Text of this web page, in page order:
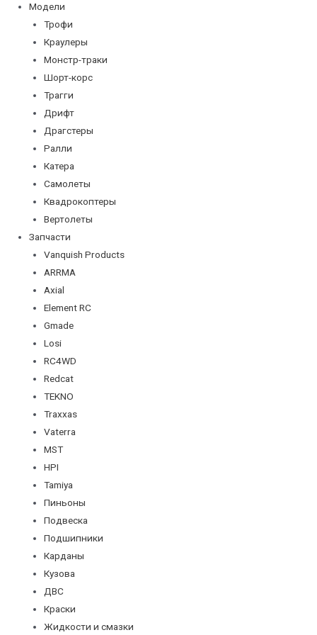
Модели
Трофи
Краулеры
Монстр-траки
Шорт-корс
Трагги
Дрифт
Драгстеры
Ралли
Катера
Самолеты
Квадрокоптеры
Вертолеты
Запчасти
Vanquish Products
ARRMA
Axial
Element RC
Gmade
Losi
RC4WD
Redcat
TEKNO
Traxxas
Vaterra
MST
HPI
Tamiya
Пиньоны
Подвеска
Подшипники
Карданы
Кузова
ДВС
Краски
Жидкости и смазки